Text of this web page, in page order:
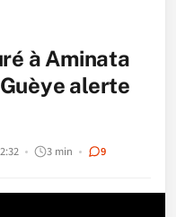
à Aminata
alerte
3 min 9